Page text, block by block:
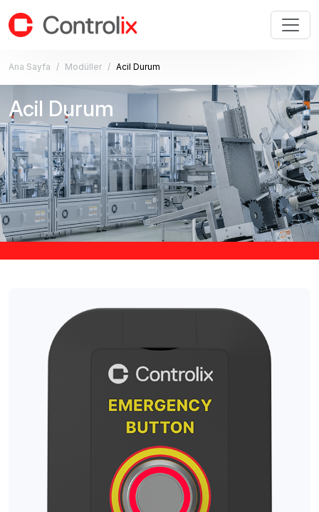
Ana Sayfa Modüller Acil Durum
Acil Durum